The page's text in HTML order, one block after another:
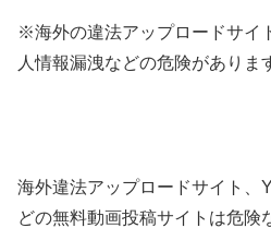
※海外の違法アップロードサイ
人情報漏洩などの危険がありま
海外違法アップロードサイト、
どの無料動画投稿サイトは危険